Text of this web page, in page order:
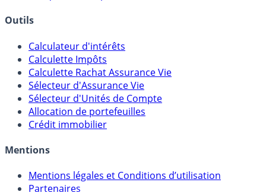
Banques & Comptes rémunérés
Outils
Calculateur d'intérêts
Calculette Impôts
Calculette Rachat Assurance Vie
Sélecteur d'Assurance Vie
Sélecteur d'Unités de Compte
Crédit immobilier
Mentions